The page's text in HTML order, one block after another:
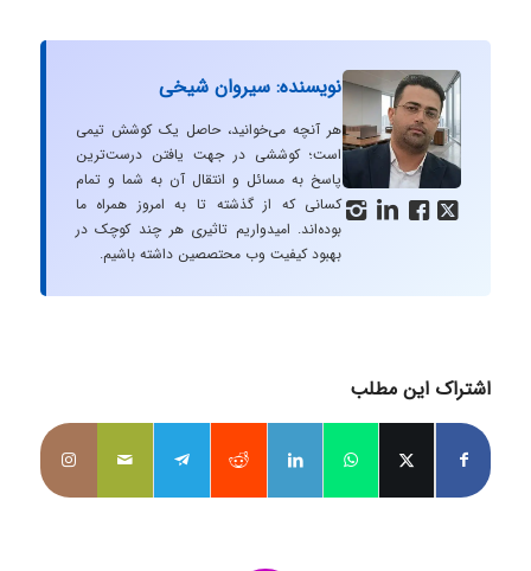
   
نویسنده: سیروان شیخی
هر آنچه می‌خوانید، حاصل یک کوشش تیمی
است؛ کوششی در جهت یافتن درست‌ترین
پاسخ به مسائل و انتقال آن به شما و تمام
کسانی که از گذشته تا به امروز همراه ما
بوده‌اند. امیدواریم تاثیری هر چند کوچک در
بهبود کیفیت وب محتصصین داشته باشیم.
اشتراک این مطلب